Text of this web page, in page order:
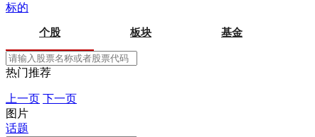
标的
个股 板块 基金
热门推荐
上一页 下一页
图片
话题